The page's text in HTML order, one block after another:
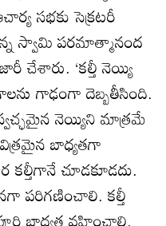
సభకు సెక్రటరీ
స్వామి పరమాత్మానంద
చేశారు. ‘కల్తీ నెయ్యి
గాఢంగా దెబ్బతీసింది.
నెయ్యిని మాత్రమే
బాధ్యతగా
చూడకూడదు.
పరిగణించాలి. కల్తీ